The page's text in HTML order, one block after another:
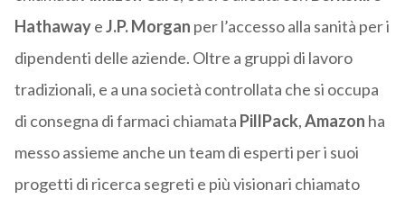
HathawayeJ.P. Morgan per l’accesso alla sanità per i
dipendenti delle aziende. Oltre a gruppi di lavoro
tradizionali, e a una società controllata che si occupa
di consegna di farmaci chiamata PillPack,Amazon ha
messo assieme anche un team di esperti per i suoi
progetti di ricerca segreti e più visionari chiamato